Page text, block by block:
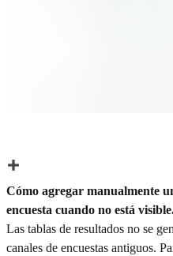
Cómo agregar manualmente
encuesta cuando no está
Las tablas de resultados no se
canales de encuestas antiguos.